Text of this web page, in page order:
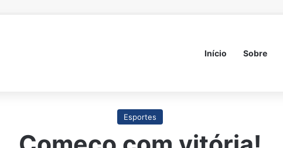
Início Sobre
Esportes